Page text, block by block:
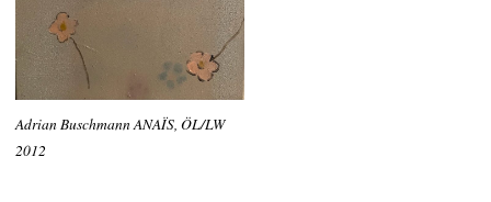
Adrian Buschmann ANAÏS, ÖL/LW
2012